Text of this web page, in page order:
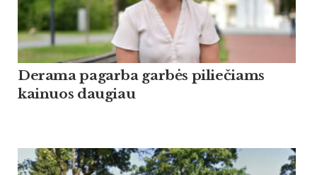
Derama pagarba garbės piliečiams
kainuos daugiau